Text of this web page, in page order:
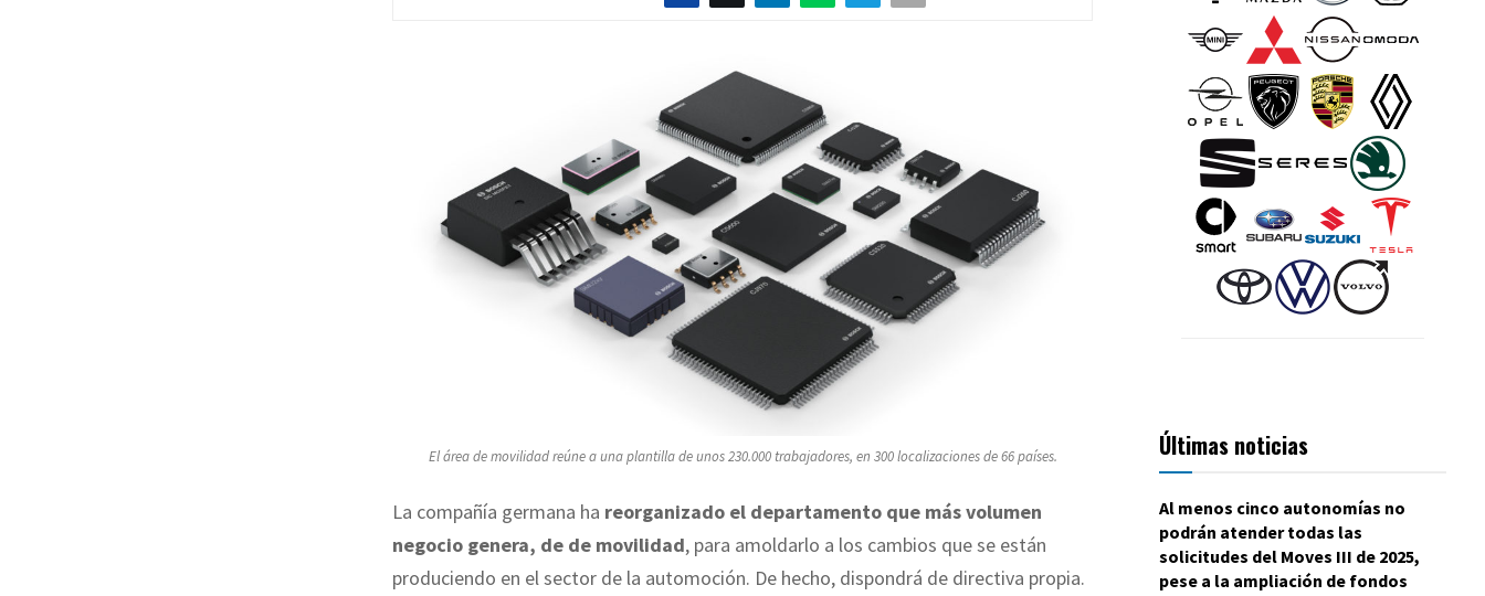
El área de movilidad reúne a una plantilla de unos 230.000 trabajadores, en 300 localizaciones de 66 países.
La compañía germana ha reorganizado el departamento que más volumen
negocio genera, de de movilidad, para amoldarlo a los cambios que se están
produciendo en el sector de la automoción. De hecho, dispondrá de directiva propia.
Últimas noticias
Al menos cinco autonomías no
podrán atender todas las
solicitudes del Moves III de 2025,
pese a la ampliación de fondos